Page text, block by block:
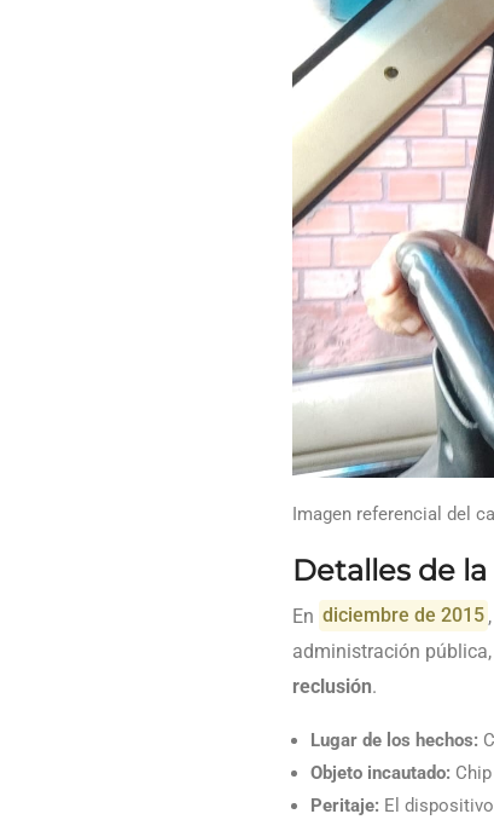
Imagen referencial del
Detalles de
En diciembre de 2015
administración
reclusión.
Lugar de los hechos:
Objeto incautado:
Peritaje: El